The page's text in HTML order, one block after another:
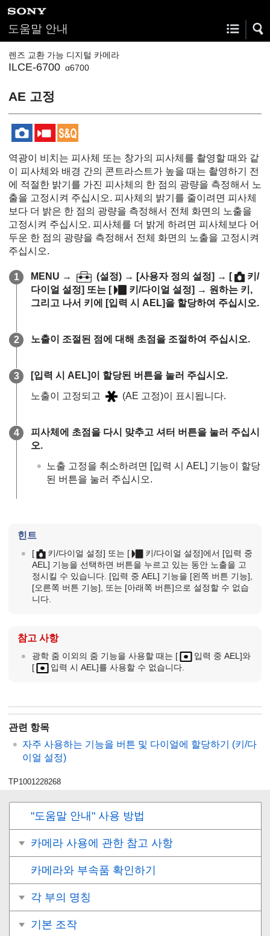
도움말 안내
렌즈 교환 가능 디지털 카메라
ILCE-6700 α6700
AE 고정
역광이 비치는 피사체 또는 창가의 피사체를 촬영할 때와 같
이 피사체와 배경 간의 콘트라스트가 높을 때는 촬영하기 전
에 적절한 밝기를 가진 피사체의 한 점의 광량을 측정해서 노
출을 고정시켜 주십시오. 피사체의 밝기를 줄이려면 피사체
보다 더 밝은 한 점의 광량을 측정해서 전체 화면의 노출을
고정시켜 주십시오. 피사체를 더 밝게 하려면 피사체보다 어
두운 한 점의 광량을 측정해서 전체 화면의 노출을 고정시켜
주십시오.
MENU → (설정) → [사용자 정의 설정] → [
키/
다이얼 설정] 또는 [ 키/다이얼 설정] → 원하는 키,
그리고 나서 키에
[입력 시 AEL]을 할당하여 주십시오.
노출이 조절된 점에 대해 초점을 조절하여 주십시오.
[입력 시 AEL]이 할당된 버튼을 눌러 주십시오.
노출이 고정되고
(AE 고정)이 표시됩니다.
피사체에 초점을 다시 맞추고 셔터 버튼을 눌러 주십시
오.
노출 고정을 취소하려면 [입력 시 AEL] 기능이 할당
된 버튼을 눌러 주십시오.
힌트
[ 키/다이얼 설정] 또는 [ 키/다이얼 설정]에서 [입력 중
AEL] 기능을 선택하면 버튼을 누르고 있는 동안 노출을 고
정시킬 수 있습니다. [입력 중 AEL] 기능을 [왼쪽 버튼 기능]
[오른쪽 버튼 기능] , 또는 [아래쪽 버튼]으로 설정할 수 없습
니다.
참고 사항
광학 줌 이외의 줌 기능을 사용할 때는 [ 입력 중 AEL]와
[
입력 시 AEL]를 사용할 수 없습니다.
관련 항목
자주 사용하는 기능을 버튼 및 다이얼에 할당하기 (키/다
이얼 설정)
TP1001228268
"도움말 안내" 사용 방법
카메라 사용에 관한 참고 사항
카메라와 부속품 확인하기
각 부의 명칭
기본 조작